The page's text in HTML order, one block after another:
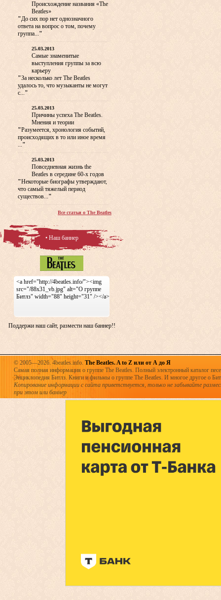
Происхождение названия «The
Beatles»
"До сих пор нет однозначного
ответа на вопрос о том, почему
группа..."
25.03.2013
Самые знаменитые
выступления группы за всю
карьеру
"За несколько лет The Beatles
удалось то, что музыканты не могут
с..."
25.03.2013
Причины успеха The Beatles.
Мнения и теории
"Разумеется, хронология событий,
происходящих в то или иное время
..."
25.03.2013
Повседневная жизнь the
Beatles в середине 60-х годов
"Некоторые биографы утверждают,
что самый тяжелый период
существов..."
Все статьи о The Beatles
• Наш баннер
<a href="http://4beatles.info/"><img
src="/88x31_vb.jpg" alt="О группе
Битлз" width="88" height="31" /></a>
Поддержи наш сайт, размести наш баннер!!
© 2005—2026. 4beatles.info. The Beatles. A to Z или от А до Я
Самая полная информация о группе The Beatles. Полный электронный каталог
Энциклопедия Битлз. Книги и фильмы о группе The Beatles. И многое другое о
Копирование информации с сайта приветствуется, только не забывайте
при этом или баннер